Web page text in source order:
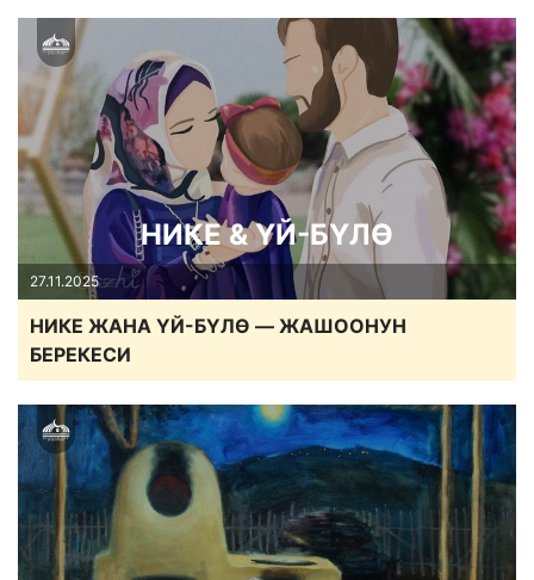
НИКЕ & ҮЙ-БҮЛӨ
27.11.2025
НИКЕ ЖАНА ҮЙ-БҮЛӨ — ЖАШООНУН
БЕРЕКЕСИ